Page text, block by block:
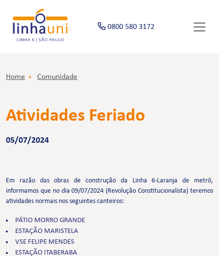
0800 580 3172
Home Comunidade
Atividades Feriado
05/07/2024
Em razão das obras de construção da Linha 6-Laranja de metrô,
informamos que no dia 09/07/2024 (Revolução Constitucionalista) teremos
atividades normais nos seguintes canteiros:
PÁTIO MORRO GRANDE
ESTAÇÃO MARISTELA
VSE FELIPE MENDES
ESTAÇÃO ITABERABA